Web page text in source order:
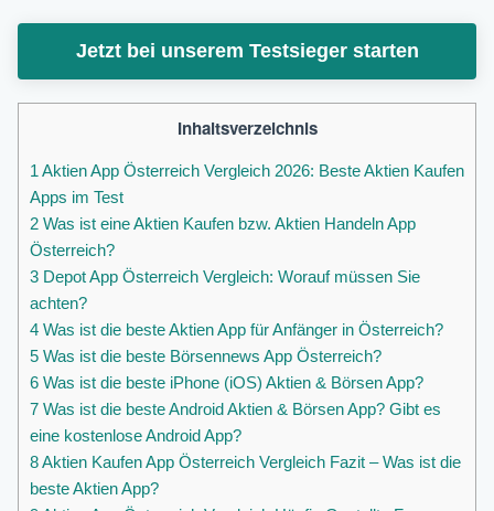
Jetzt bei unserem Testsieger starten
Inhaltsverzeichnis
1 Aktien App Österreich Vergleich 2026: Beste Aktien Kaufen
Apps im Test
2 Was ist eine Aktien Kaufen bzw. Aktien Handeln App
Österreich?
3 Depot App Österreich Vergleich: Worauf müssen Sie
achten?
4 Was ist die beste Aktien App für Anfänger in Österreich?
5 Was ist die beste Börsennews App Österreich?
6 Was ist die beste iPhone (iOS) Aktien & Börsen App?
7 Was ist die beste Android Aktien & Börsen App? Gibt es
eine kostenlose Android App?
8Aktien Kaufen App Österreich Vergleich Fazit – Was ist die
beste Aktien App?